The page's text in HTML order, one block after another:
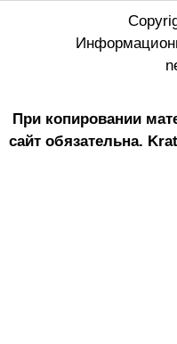
При копировании
сайт обязательна.